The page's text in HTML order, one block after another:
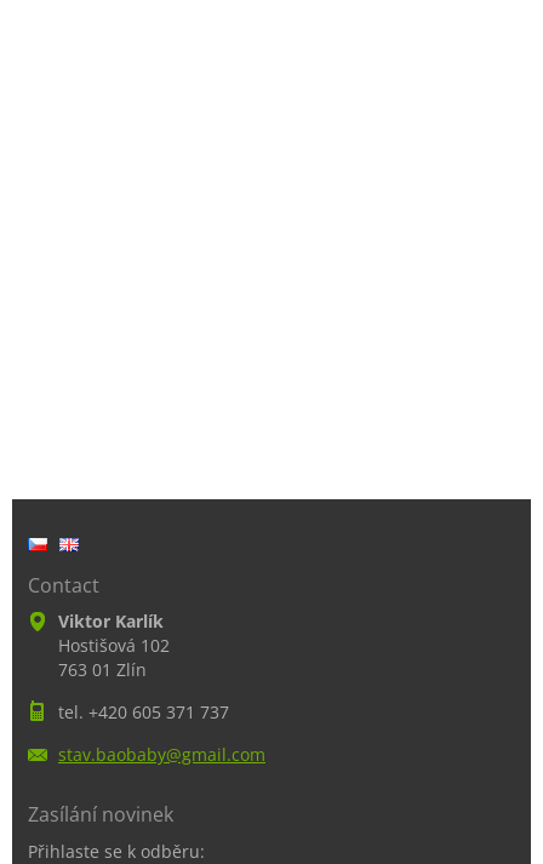
Contact
Viktor Karlík
Hostišová 102
763 01 Zlín
tel. +420 605 371 737
stav.baobaby@gmail.com
Zasílání novinek
Přihlaste se k odběru: